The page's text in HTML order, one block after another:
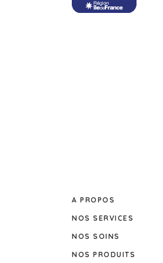
A PROPOS
NOS SERVICES
NOS SOINS
NOS PRODUITS